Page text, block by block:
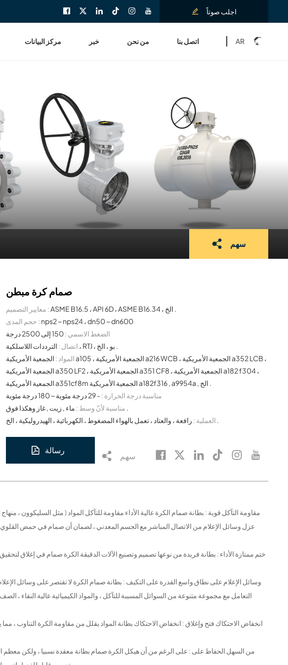
اجلب صوتاً
مركز البيانات خبر من نحن اتصل بنا AR
سهم
صمام كرة مبطن
معايير التصميم :
حجم المدى : nps2 ~ nps24 ، dn50 ~ dn600
الضغط الاسمي :150 إلى 2500 درجة
اتصال :
المواد : الجمعية الأمريكية a105 ، الجمعية الأمريكية a216 WCB ، الجمعية الأمريكية a352 LCB ،
الجمعية الأمريكية a350 LF2 ، الجمعية الأمريكية a351 CF8 ، الجمعية الأمريكية a182 f304 ،
مناسبة درجة الحرارة : - 29 درجة مئوية ~ 180 درجة مئوية
مناسبة لأنّ وسط :
العملية :
رسالة
سهم
عزل وسائل الإعلام من الاتصال المباشر مع الجسم المعدني ، لضمان أن صمام في حمض القلوي
التعامل مع مجموعة متنوعة من السوائل المسببة للتآكل ، والمواد الكيميائية عالية النقاء ،